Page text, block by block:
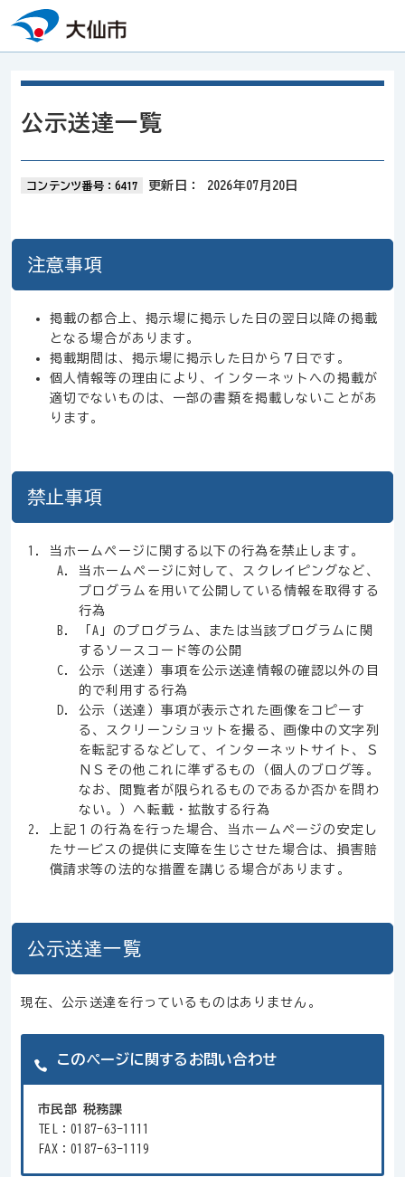
本文へスキップ
公示送達一覧
コンテンツ番号：6417 更新日： 2026年07月20日
注意事項
掲載の都合上、掲示場に掲示した日の翌日以降の掲載
となる場合があります。
掲載期間は、掲示場に掲示した日から７日です。
個人情報等の理由により、インターネットへの掲載が
適切でないものは、一部の書類を掲載しないことがあ
ります。
禁止事項
当ホームページに関する以下の行為を禁止します。
当ホームページに対して、スクレイピングなど、
プログラムを用いて公開している情報を取得する
行為
「A」のプログラム、または当該プログラムに関
するソースコード等の公開
公示（送達）事項を公示送達情報の確認以外の目
的で利用する行為
公示（送達）事項が表示された画像をコピーす
る、スクリーンショットを撮る、画像中の文字列
を転記するなどして、インターネットサイト、Ｓ
ＮＳその他これに準ずるもの（個人のブログ等。
なお、閲覧者が限られるものであるか否かを問わ
ない。）へ転載・拡散する行為
上記１の行為を行った場合、当ホームページの安定し
たサービスの提供に支障を生じさせた場合は、損害賠
償請求等の法的な措置を講じる場合があります。
公示送達一覧
現在、公示送達を行っているものはありません。
このページに関するお問い合わせ
市民部 税務課
TEL：0187-63-1111
FAX：0187-63-1119